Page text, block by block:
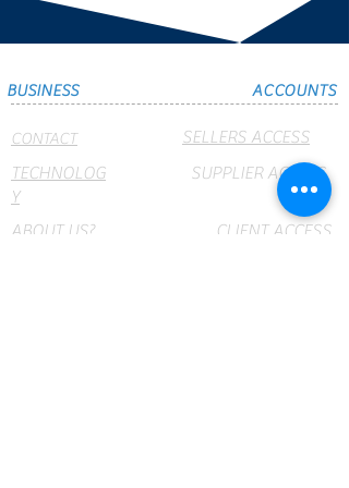
BUSINESS ACCOUNTS
CONTACT
SELLERS ACCESS
TECHNOLOG
Y
ABOUT US?
SUPPLIER ACCESS
CLIENT ACCESS